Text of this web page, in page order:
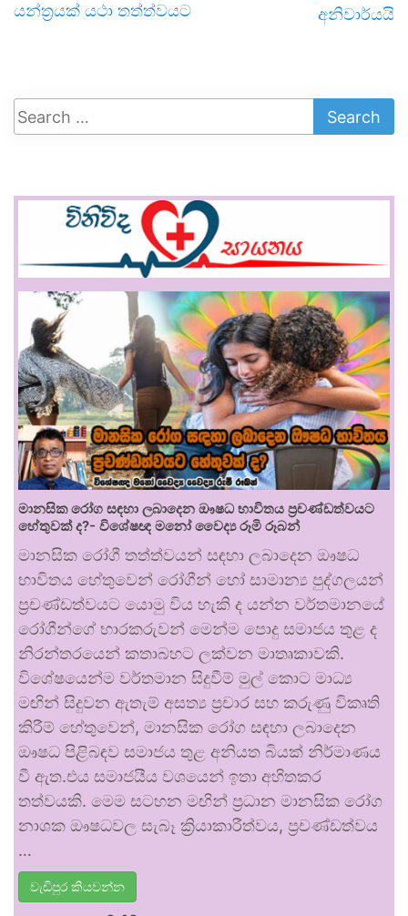
යන්ත්‍රයක් යථා තත්ත්වයට
අනිවාර්යයි
මානසික රෝග සඳහා ලබාදෙන ඖෂධ භාවිතය ප්‍රචණ්ඩත්වයට
හේතුවක් ද?- විශේෂඥ මනෝ වෛද්‍ය රූමි රූබන්
මානසික රෝගී තත්ත්වයන් සඳහා ලබාදෙන ඖෂධ
භාවිතය හේතුවෙන් රෝගීන් හෝ සාමාන්‍ය පුද්ගලයන්
ප්‍රචණ්ඩත්වයට යොමු විය හැකි ද යන්න වර්තමානයේ
රෝගීන්ගේ භාරකරුවන් මෙන්ම පොදු සමාජය තුළ ද
නිරන්තරයෙන් කතාබහට ලක්වන මාතෘකාවකි.
විශේෂයෙන්ම වර්තමාන සිදුවීම් මුල් කොට මාධ්‍ය
මඟින් සිදුවන ඇතැම් අසත්‍ය ප්‍රචාර සහ කරුණු විකෘති
කිරීම් හේතුවෙන්, මානසික රෝග සඳහා ලබාදෙන
ඖෂධ පිළිබඳව සමාජය තුළ අනියත බියක් නිර්මාණය
වී ඇත.එය සමාජයීය වශයෙන් ඉතා අහිතකර
තත්වයකි. මෙම සටහන මඟින් ප්‍රධාන මානසික රෝග
නාශක ඖෂධවල සැබෑ ක්‍රියාකාරීත්වය, ප්‍රචණ්ඩත්වය
…
වැඩිපුර කියවන්න